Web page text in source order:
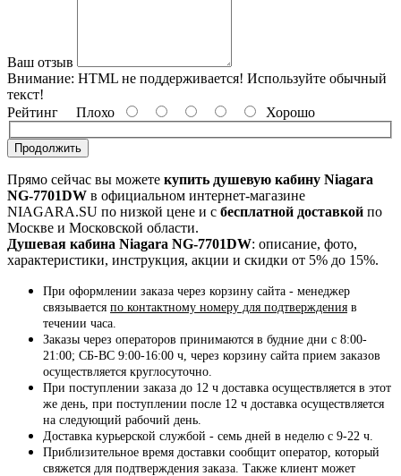
Ваш отзыв
Внимание: HTML не поддерживается! Используйте обычный
текст!
Рейтинг Плохо Хорошо
Продолжить
Прямо сейчас вы можете купить душевую кабину Niagara
NG-7701DW в официальном интернет-магазине
NIAGARA.SU по низкой цене и с бесплатной доставкой по
Москве и Московской области.
Душевая кабина Niagara NG-7701DW: описание, фото,
характеристики, инструкция, акции и скидки от 5% до 15%.
При оформлении заказа через корзину сайта - менеджер
связывается по контактному номеру для подтверждения в
течении часа.
Заказы через операторов принимаются в будние дни с 8:00-
21:00; СБ-ВС 9:00-16:00 ч, через корзину сайта прием заказов
осуществляется круглосуточно.
При поступлении заказа до 12 ч доставка осуществляется в этот
же день, при поступлении после 12 ч доставка осуществляется
на следующий рабочий день.
Доставка курьерской службой - семь дней в неделю с 9-22 ч.
Приблизительное время доставки сообщит оператор, который
свяжется для подтверждения заказа. Также клиент может